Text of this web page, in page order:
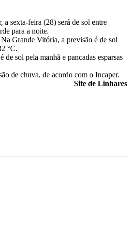
sexta-feira (28) será de sol entre
para a noite.
Grande Vitória, a previsão é de sol
°C.
sol pela manhã e pancadas esparsas
de chuva, de acordo com o Incaper.
Site de Linhares